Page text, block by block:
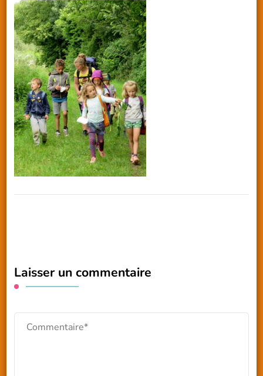
Laisser un commentaire